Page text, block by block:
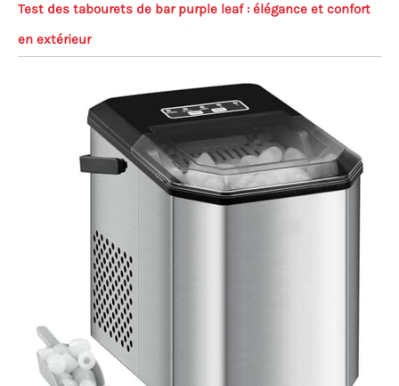
Test des tabourets de bar purple leaf : élégance et confort
en extérieur